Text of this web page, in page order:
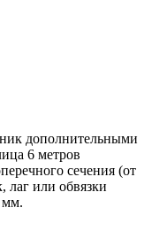
дополнительными
6 метров
сечения (от
лаг или обвязки
мм.